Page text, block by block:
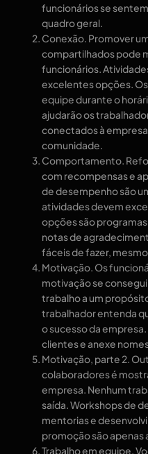
funcionários se
quadro geral.
Conexão. Promover
compartilhados pode
funcionários.
excelentes opções.
equipe durante o
ajudarão os
conectados à
comunidade.
Comportamento.
com recompensas e
de desempenho são
atividades devem
opções são
notas de
fáceis de fazer,
Motivação. Os
motivação se
trabalho a um
trabalhador entenda
o sucesso da
clientes e anexe
Motivação, parte 2.
colaboradores é
empresa. Nenhum
saída. Workshops de
mentorias e
promoção são apenas
Trabalho em equipe.